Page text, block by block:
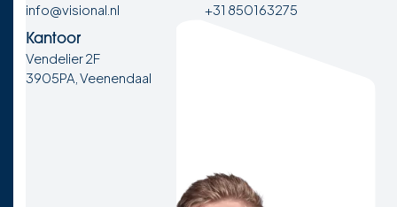
info@visional.nl +31 850163275
Kantoor
Vendelier 2F
3905PA, Veenendaal